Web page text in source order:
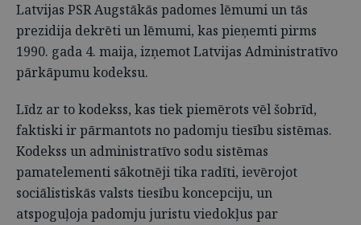
Latvijas PSR Augstākās padomes lēmumi un tās
prezidija dekrēti un lēmumi, kas pieņemti pirms
1990. gada 4. maija, izņemot Latvijas Administratīvo
pārkāpumu kodeksu.
Līdz ar to kodekss, kas tiek piemērots vēl šobrīd,
faktiski ir pārmantots no padomju tiesību sistēmas.
Kodekss un administratīvo sodu sistēmas
pamatelementi sākotnēji tika radīti, ievērojot
sociālistiskās valsts tiesību koncepciju, un
atspoguļoja padomju juristu viedokļus par